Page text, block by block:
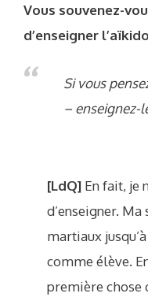
Vous souvenez-
d’enseigner
Si vous
– enseignez-
[LdQ] En fait, je
d’enseigner.
martiaux
comme élève.
première chose